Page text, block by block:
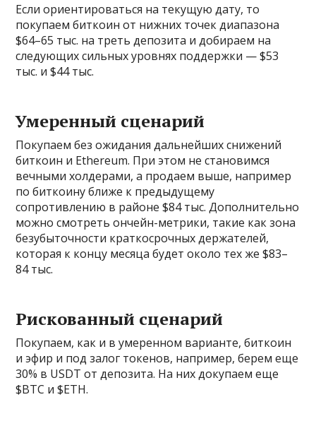
Если ориентироваться на текущую дату, то
покупаем биткоин от нижних точек диапазона
$64–65 тыс. на треть депозита и добираем на
следующих сильных уровнях поддержки — $53
тыс. и $44 тыс.
Умеренный сценарий
Покупаем без ожидания дальнейших снижений
биткоин и Ethereum. При этом не становимся
вечными холдерами, а продаем выше, например
по биткоину ближе к предыдущему
сопротивлению в районе $84 тыс. Дополнительно
можно смотреть ончейн-метрики, такие как зона
безубыточности краткосрочных держателей,
которая к концу месяца будет около тех же $83–
84 тыс.
Рискованный сценарий
Покупаем, как и в умеренном варианте, биткоин
и эфир и под залог токенов, например, берем еще
30% в USDT от депозита. На них докупаем еще
$BTC и $ETH.